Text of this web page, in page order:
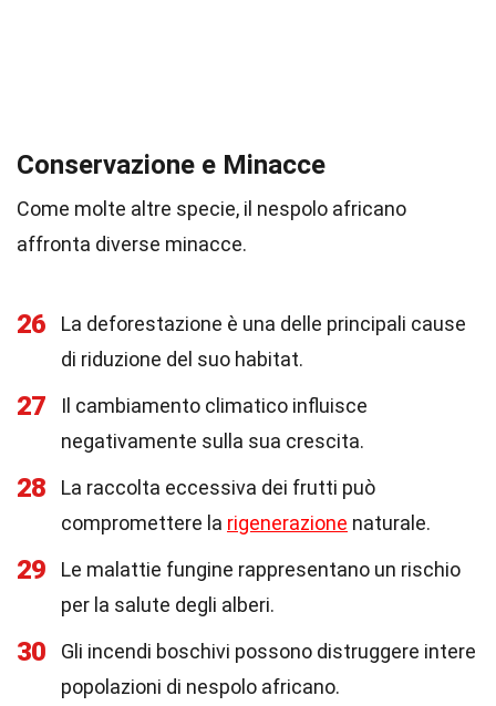
Conservazione e Minacce
Come molte altre specie, il nespolo africano
affronta diverse minacce.
26
La deforestazione è una delle principali cause
di riduzione del suo habitat.
27
Il cambiamento climatico influisce
negativamente sulla sua crescita.
28
La raccolta eccessiva dei frutti può
compromettere la rigenerazione naturale.
29
Le malattie fungine rappresentano un rischio
per la salute degli alberi.
30
Gli incendi boschivi possono distruggere intere
popolazioni di nespolo africano.